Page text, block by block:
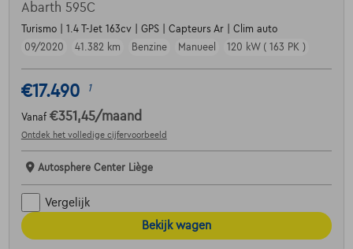
Abarth 595C
Turismo | 1.4 T-Jet 163cv | GPS | Capteurs Ar | Clim auto
09/2020
41.382 km Benzine Manueel 120 kW ( 163 PK )
€17.490 1
Vanaf €351,45/maand
Ontdek het volledige cijfervoorbeeld
Autosphere Center Liège
Vergelijk
Bekijk wagen